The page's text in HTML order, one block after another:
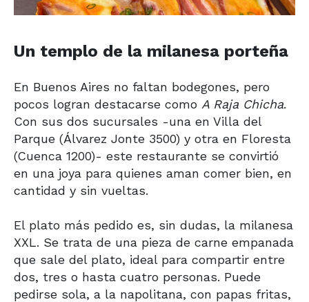
Un templo de la milanesa porteña
En Buenos Aires no faltan bodegones, pero
pocos logran destacarse como A Raja Chicha.
Con sus dos sucursales -una en Villa del
Parque (Álvarez Jonte 3500) y otra en Floresta
(Cuenca 1200)- este restaurante se convirtió
en una joya para quienes aman comer bien, en
cantidad y sin vueltas.
El plato más pedido es, sin dudas, la milanesa
XXL. Se trata de una pieza de carne empanada
que sale del plato, ideal para compartir entre
dos, tres o hasta cuatro personas. Puede
pedirse sola, a la napolitana, con papas fritas,